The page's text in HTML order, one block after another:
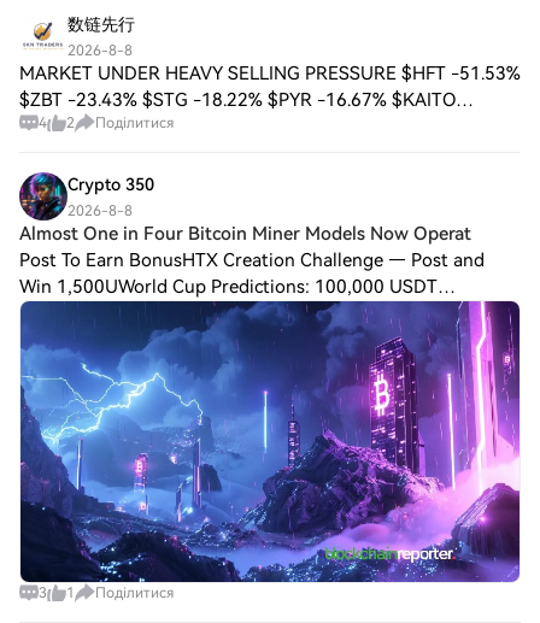
数链先行
2026-8-8
MARKET UNDER HEAVY SELLING PRESSURE $HFT -51.53%
$ZBT -23.43% $STG -18.22% $PYR -16.67% $KAITO
-14.88% $ACE -11.59% $CTSI -11.41% $KMNO -11.13%
sharp
4 2 Поділитися
Crypto 350
2026-8-8
Almost One in Four Bitcoin Miner Models Now Operat
Post To Earn BonusHTX Creation Challenge — Post and
Win 1,500UWorld Cup Predictions: 100,000 USDT
DailyAlmost One in Four Bitcoin Miner Models Now
Operating at a Daily LossThe profitability clock is t
3 1 Поділитися